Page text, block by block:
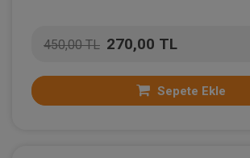
450,00 TL 270,00 TL
Sepete Ekle